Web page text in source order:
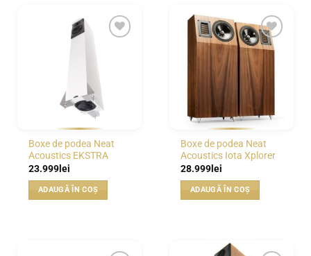
produsului.
Boxe de podea Neat
Acoustics EKSTRA
23.999lei
ADAUGĂ ÎN COȘ
WISHLIST
Boxe de podea Neat
Acoustics Iota Xplorer
28.999lei
ADAUGĂ ÎN COȘ